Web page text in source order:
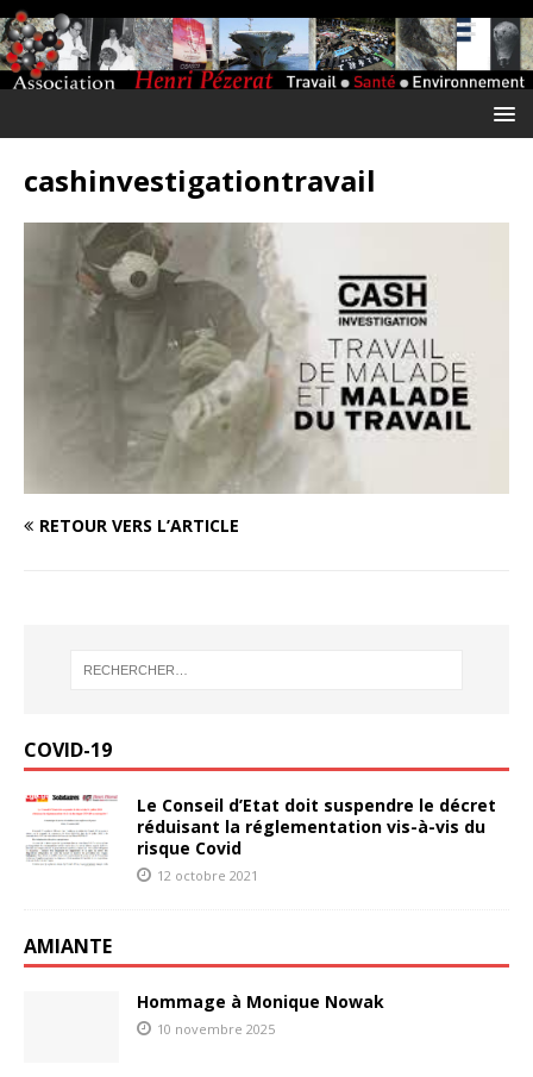
cashinvestigationtravail
RETOUR VERS L’ARTICLE
COVID-19
Le Conseil d’Etat doit suspendre le décret
réduisant la réglementation vis-à-vis du
risque Covid
12 octobre 2021
AMIANTE
Hommage à Monique Nowak
10 novembre 2025